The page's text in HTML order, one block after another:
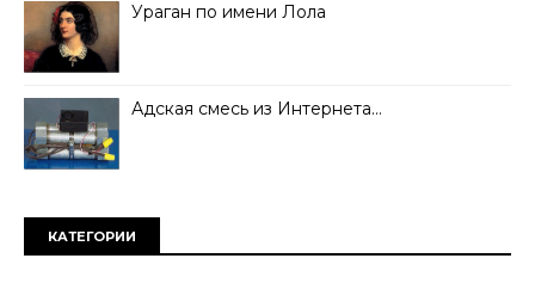
Ураган по имени Лола
Адская смесь из Интернета…
КАТЕГОРИИ